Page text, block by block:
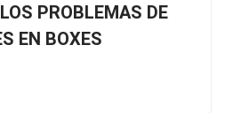
PROBLEMAS DE
EN BOXES